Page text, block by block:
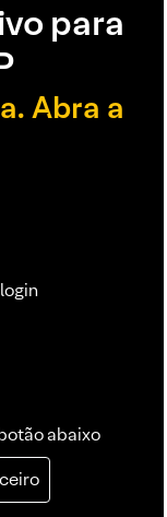
para
Abra a
abaixo